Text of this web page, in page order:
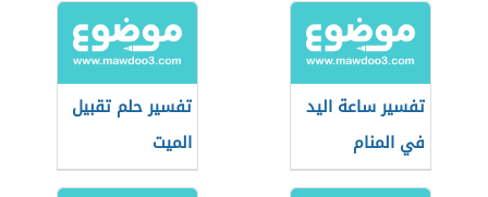
تفسير ساعة اليد
في المنام
تفسير حلم تقبيل
الميت